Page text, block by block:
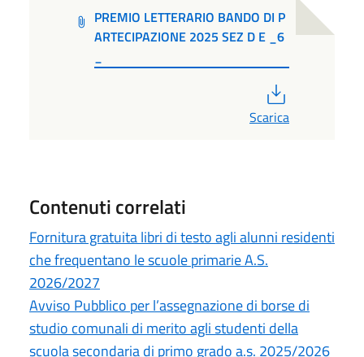
PREMIO LETTERARIO BANDO DI P
ARTECIPAZIONE 2025 SEZ D E _6
Scarica
Contenuti correlati
Fornitura gratuita libri di testo agli alunni residenti
che frequentano le scuole primarie A.S.
2026/2027
Avviso Pubblico per l’assegnazione di borse di
studio comunali di merito agli studenti della
scuola secondaria di primo grado a.s. 2025/2026